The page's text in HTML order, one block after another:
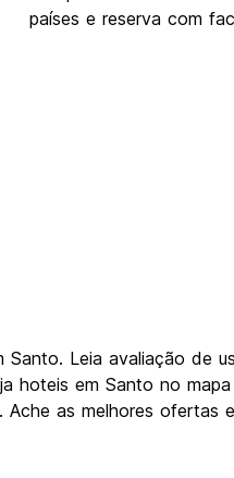
países e reserva com
Leia avaliação de
hoteis em Santo no
as melhores ofertas